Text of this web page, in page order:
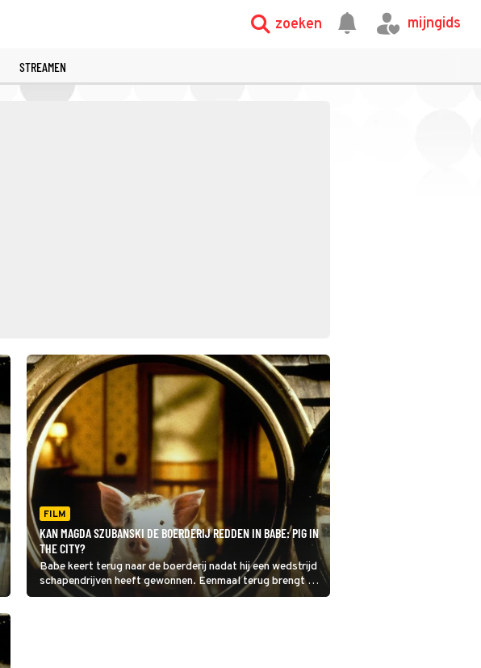
zoeken mijngids
STREAMEN
FILM
KAN MAGDA SZUBANSKI DE BOERDERIJ REDDEN IN BABE: PIG IN
THE CITY?
Babe keert terug naar de boerderij nadat hij een wedstrijd
schapendrijven heeft gewonnen. Eenmaal terug brengt hij
in Babe: Pig in the City onopzettelijk de boerderij in